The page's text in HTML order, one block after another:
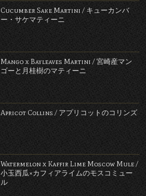
Cucumber Sake Martini / キューカンバ
ー・サケマティーニ
Mango x Bayleaves Martini / 宮崎産マン
ゴーと月桂樹のマティーニ
Apricot Collins / アプリコットのコリンズ
Watermelon x Kaffir Lime Moscow Mule /
小玉西瓜×カフィアライムのモスコミュー
ル